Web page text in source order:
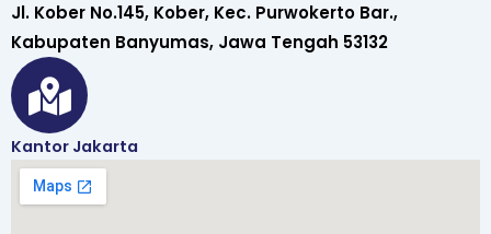
Jl. Kober No.145, Kober, Kec. Purwokerto Bar.,
Kabupaten Banyumas, Jawa Tengah 53132
Kantor Jakarta